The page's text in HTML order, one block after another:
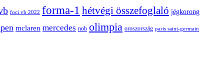
foci vb 2022 forma-1 hétvégi összefoglaló jégkorong
mclaren mercedes nob olimpia oroszország paris saint-germain